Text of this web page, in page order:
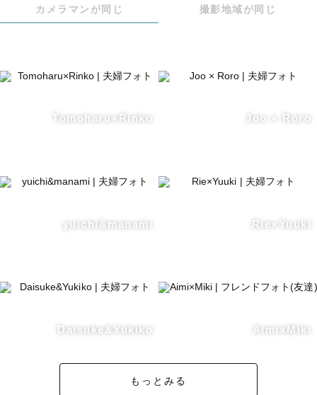
カメラマンが同じ 撮影地域が同じ
Tomoharu×Rinko Joo × Roro
yuichi&manami Rie×Yuuki
Daisuke&Yukiko Aimi×Miki
もっとみる